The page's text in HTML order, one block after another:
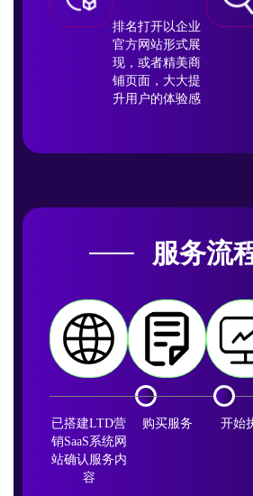
排名打开以企业
官方网站形式展
现，或者精美商
铺页面，大大提
升用户的体验感
服务流
已搭建LTD营
销SaaS系统网
站确认服务内
容
购买服务 开始